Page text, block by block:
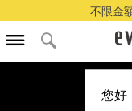
不限金
您好